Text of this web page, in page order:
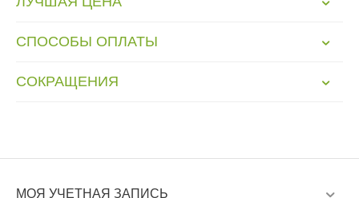
СПОСОБЫ ОПЛАТЫ
СОКРАЩЕНИЯ
МОЯ УЧЕТНАЯ ЗАПИСЬ